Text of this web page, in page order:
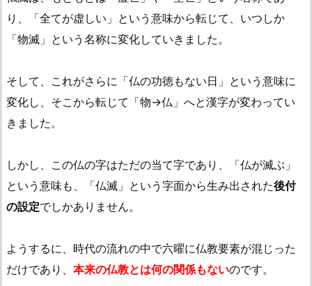
り、「全てが虚しい」という意味から転じて、いつしか
「物滅」という名称に変化していきました。
そして、これがさらに「仏の功徳もない日」という意味に
変化し、そこから転じて「物→仏」へと漢字が変わってい
きました。
しかし、この仏の字はただの当て字であり、「仏が滅ぶ」
という意味も、「仏滅」という字面から生み出された後付
の設定でしかありません。
ようするに、時代の流れの中で六曜に仏教要素が混じった
だけであり、 本来の仏教とは何の関係もないのです。